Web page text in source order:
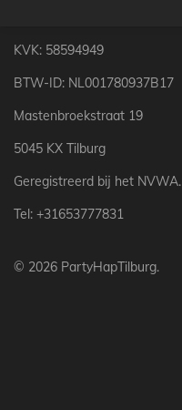
KVK: 58594949
BTW-ID: NL001780937B17
Mastenbroekstraat 19
5045 KX Tilburg
Geregistreerd bij het NVWA.
Tel: +31653777831
© 2026 PartyHapTilburg.